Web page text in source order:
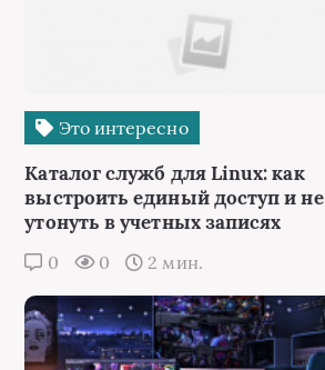
Это интересно
Каталог служб для Linux: как
выстроить единый доступ и не
утонуть в учетных записях
0 0 2 мин.